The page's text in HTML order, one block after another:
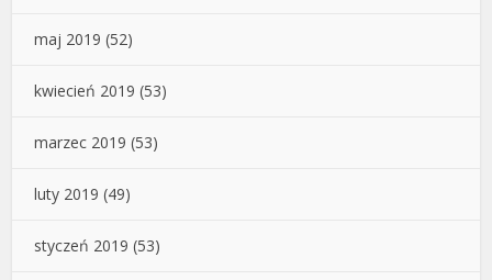
maj 2019 (52)
kwiecień 2019 (53)
marzec 2019 (53)
luty 2019 (49)
styczeń 2019 (53)